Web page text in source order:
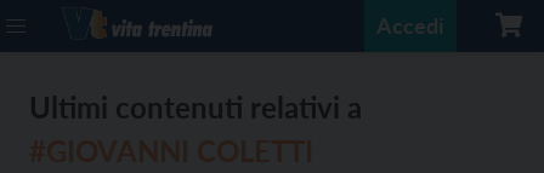
Accedi
Ultimi contenuti relativi a